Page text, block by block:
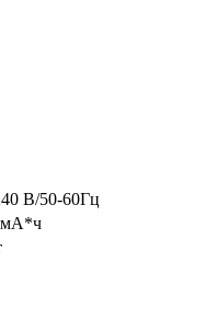
В/50-60Гц
мА*ч